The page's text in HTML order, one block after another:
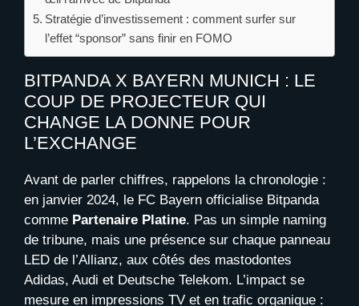
Stratégie d’investissement : comment surfer sur
l’effet “sponsor” sans finir en FOMO
BITPANDA X BAYERN MUNICH : LE
COUP DE PROJECTEUR QUI
CHANGE LA DONNE POUR
L’EXCHANGE
Avant de parler chiffres, rappelons la chronologie :
en janvier 2024, le FC Bayern officialise Bitpanda
comme Partenaire Platine. Pas un simple naming
de tribune, mais une présence sur chaque panneau
LED de l’Allianz, aux côtés des mastodontes
Adidas, Audi et Deutsche Telekom. L’impact se
mesure en impressions TV et en trafic organique :